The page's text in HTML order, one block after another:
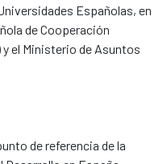
Españolas, en
de Cooperación
y el Ministerio de Asuntos
de referencia de la